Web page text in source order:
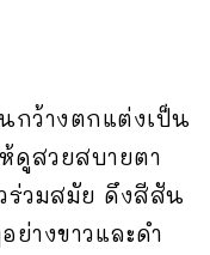
ว้างตกแต่งเป็น
ดูสวยสบายตา
วมสมัย ดึงสีสัน
างขาวและดำ